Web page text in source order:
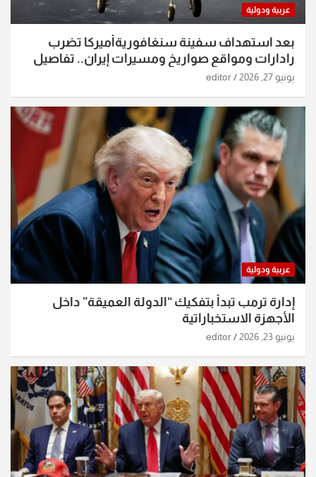
عربية ودولية
بعد استهداف سفينة سنغافوريةأميركا تضرب
رادارات ومواقع صواريخ ومسيرات إيران.. تفاصيل
الساعات الماضية
يونيو 27, 2026 editor
عربية ودولية
إدارة ترمب تبدأ بتفكيك “الدولة العميقة” داخل
الأجهزة الاستخباراتية
يونيو 23, 2026 editor